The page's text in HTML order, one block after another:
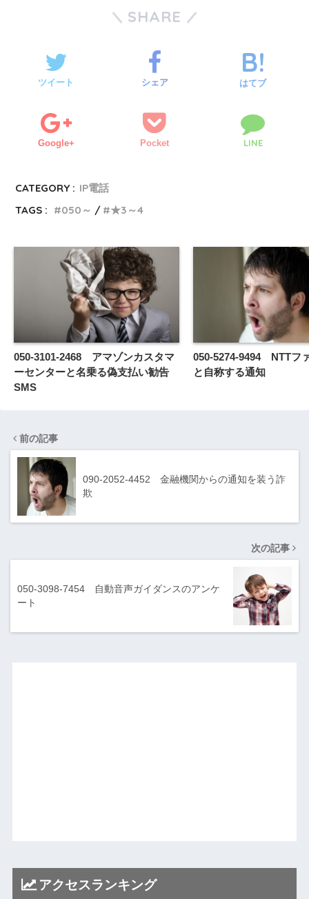
SHARE
ツイート シェア はてブ
Google+ Pocket LINE
CATEGORY : IP電話
TAGS :
050～ ★3～4
050-3101-2468 アマゾンカスタマ
ーセンターと名乗る偽支払い勧告
SMS
050-5274-9494 NTTフ
と自称する通知
前の記事
090-2052-4452 金融機関からの通知を装う詐
欺
次の記事
050-3098-7454 自動音声ガイダンスのアンケ
ート
アクセスランキング